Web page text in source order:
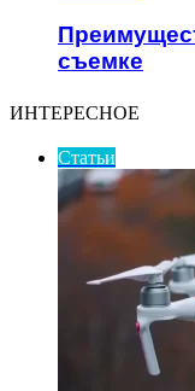
съемке
ИНТЕРЕСНОЕ
Статьи